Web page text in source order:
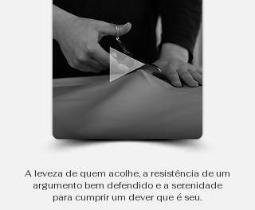
A leveza de quem acolhe, a resistência de um
argumento bem defendido e a serenidade
para cumprir um dever que é seu.